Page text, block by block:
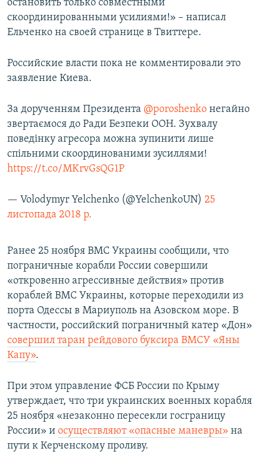
остановить только совместными
скоординированными усилиями!» – написал
Ельченко на своей странице в Твиттере.
Российские власти пока не комментировали это
заявление Киева.
За дорученням Президента @poroshenko негайно
звертаємося до Ради Безпеки ООН. Зухвалу
поведінку агресора можна зупинити лише
спільними скоординованими зусиллями!
https://t.co/MKrvGsQG1P
— Volodymyr Yelchenko (@YelchenkoUN) 25
листопада 2018 р.
Ранее 25 ноября ВМС Украины сообщили, что
пограничные корабли России совершили
«откровенно агрессивные действия» против
кораблей ВМС Украины, которые переходили из
порта Одессы в Мариуполь на Азовском море. В
частности, российский пограничный катер «Дон»
совершил таран рейдового буксира ВМСУ «Яны
Капу».
При этом управление ФСБ России по Крыму
утверждает, что три украинских военных корабля
25 ноября «незаконно пересекли госграницу
России» и осуществляют «опасные маневры» на
пути к Керченскому проливу.